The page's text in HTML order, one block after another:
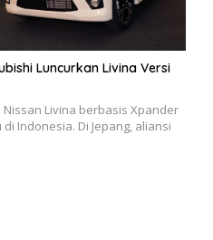
Luncurkan Livina Versi
Livina berbasis Xpander
Indonesia. Di Jepang, aliansi